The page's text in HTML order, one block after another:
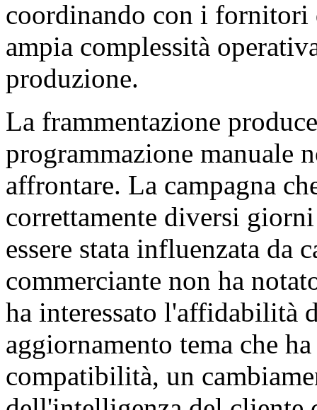
coordinando con i fornitori
ampia complessità
produzione.
La frammentazione
programmazione manuale
affrontare. La campagna
correttamente diversi
essere stata influenzata da
commerciante non ha
ha interessato l'affidabilità
aggiornamento tema che
compatibilità, un